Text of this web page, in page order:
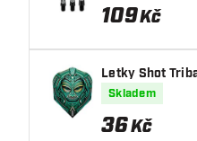
109Kč
Letky Shot
Skladem
36Kč